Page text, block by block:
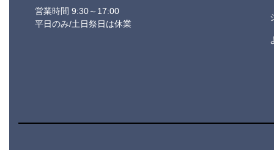
営業時間 9:30～17:00
平日のみ/土日祭日は休業